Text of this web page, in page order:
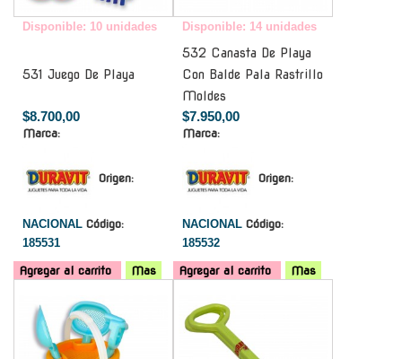
Disponible: 10 unidades
531 Juego De Playa
$8.700,00
Marca:
Origen:
NACIONAL Código:
185531
Agregar al carrito Mas
Disponible: 14 unidades
532 Canasta De Playa
Con Balde Pala Rastrillo
Moldes
$7.950,00
Marca:
Origen:
NACIONAL Código:
185532
Agregar al carrito
Mas